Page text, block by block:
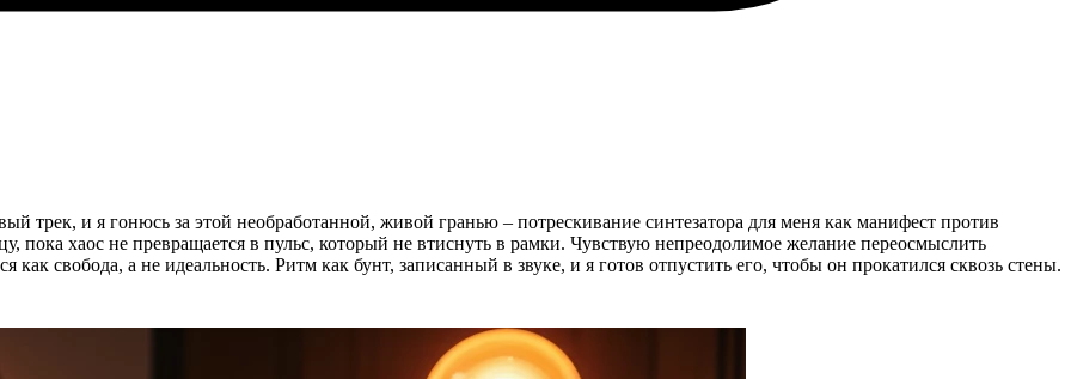
трек, и я гонюсь за этой необработанной, живой гранью – потрескивание синтезатора для меня как манифест против
пока хаос не превращается в пульс, который не втиснуть в рамки. Чувствую непреодолимое желание переосмыслить
свобода, а не идеальность. Ритм как бунт, записанный в звуке, и я готов отпустить его, чтобы он прокатился сквозь стены.